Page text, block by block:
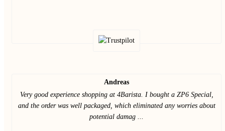
Andreas
Very good experience shopping at 4Barista. I bought a ZP6 Special,
and the order was well packaged, which eliminated any worries about
potential damag ...